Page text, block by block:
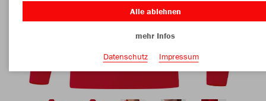
Alle ablehnen
mehr Infos
Datenschutz
Impressum